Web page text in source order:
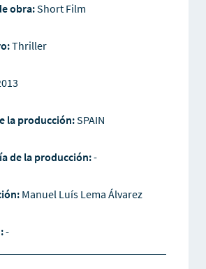
obra:Short Film
Thriller
la producción:SPAIN
de la producción:-
Manuel Luís Lema Álvarez
-